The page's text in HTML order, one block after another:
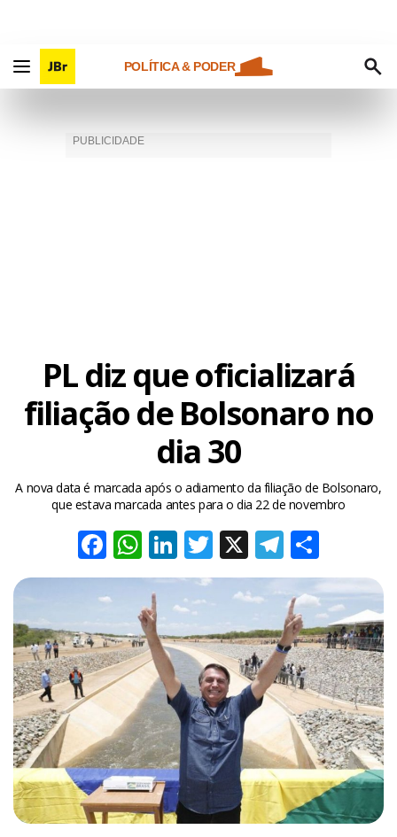
POLÍTICA & PODER
PL diz que oficializará
filiação de Bolsonaro no
dia 30
A nova data é marcada após o adiamento da filiação de Bolsonaro,
que estava marcada antes para o dia 22 de novembro
Facebook
WhatsApp
LinkedIn
Twitter
X